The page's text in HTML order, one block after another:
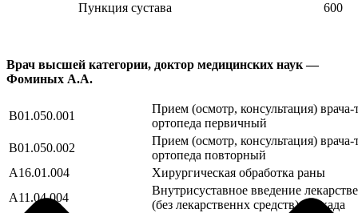
Пункция сустава
600
Врач высшей категории, доктор медицинских наук —
Фоминых А.А.
B01.050.001
Прием (осмотр, консультация) врача-
ортопеда первичный
B01.050.002
Прием (осмотр, консультация) врача-
ортопеда повторный
A16.01.004
Хирургическая обработка раны
A11.04.004
Внутрисуставное введение
(без лекарственнх средств) блокада